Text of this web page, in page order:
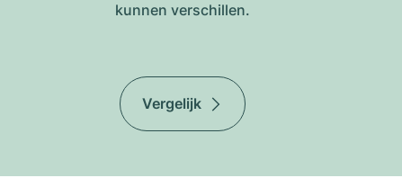
kunnen verschillen.
Vergelijk